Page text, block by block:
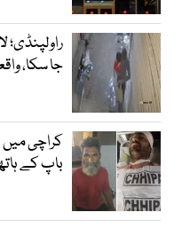
راولپنڈی؛
جا سکا،
کراچی میں
باپ کے